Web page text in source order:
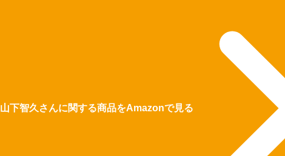
山下智久さんに関する商品をAmazonで見る